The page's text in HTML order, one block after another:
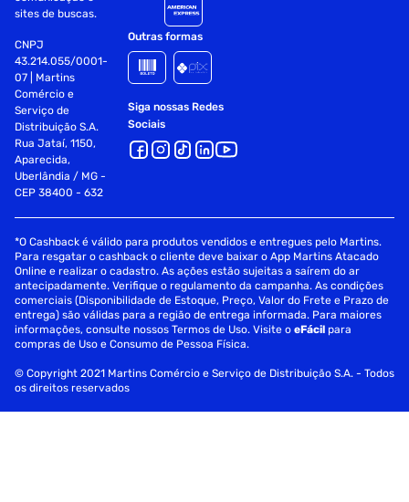
256GB*
* Parte da memória interna já é utilizada pelo sistema
operacional e aplicativos pré-instalados Processador
A18 Pro Câmera Traseira
Fusion de 48 MP: 24 mm
Abertura 4e/1.78
Estabilização óptica de imagem por deslocamento de
Focus Pixels a 100%
Suporte a fotos em altíssima resolução (24 MP e 48 MP)
Flash Câmera Frontal
Câmera de 12 MP Outros Recursos
Dual SIM (eSIM e nano SIM)
sites de buscas.
CNPJ
43.214.055/0001-
07 | Martins
Comércio e
Serviço de
Distribuição S.A.
Rua Jataí, 1150,
Aparecida,
Uberlândia / MG -
CEP 38400 - 632
Outras formas
Siga nossas Redes
Sociais
*O Cashback é válido para produtos vendidos e entregues pelo Martins.
Para resgatar o cashback o cliente deve baixar o App Martins Atacado
Online e realizar o cadastro. As ações estão sujeitas a saírem do ar
antecipadamente. Verifique o regulamento da campanha. As condições
comerciais (Disponibilidade de Estoque, Preço, Valor do Frete e Prazo de
entrega) são válidas para a região de entrega informada. Para maiores
informações, consulte nossos Termos de Uso. Visite oeFácil para
compras de Uso e Consumo de Pessoa Física.
© Copyright 2021 Martins Comércio e Serviço de Distribuição S.A. - Todos
os direitos reservados